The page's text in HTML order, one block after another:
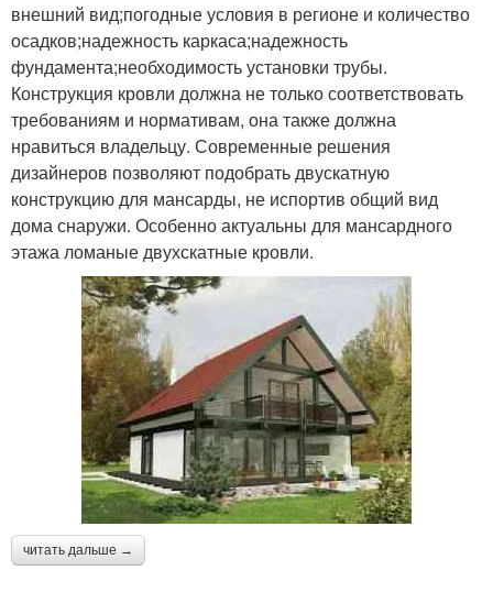
внешний вид;погодные условия в регионе и количество
осадков;надежность каркаса;надежность
фундамента;необходимость установки трубы.
Конструкция кровли должна не только соответствовать
требованиям и нормативам, она также должна
нравиться владельцу. Современные решения
дизайнеров позволяют подобрать двускатную
конструкцию для мансарды, не испортив общий вид
дома снаружи. Особенно актуальны для мансардного
этажа ломаные двухскатные кровли.
читать дальше →